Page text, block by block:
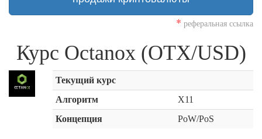
* реферальная ссылка
Курс Octanox (OTX/USD)
Текущий курс
Алгоритм
X11
Концепция
PoW/PoS